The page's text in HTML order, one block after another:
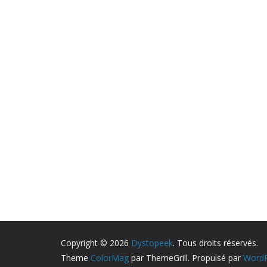
Copyright © 2026 Dystopeek. Tous droits réservés.
Theme ColorMag par ThemeGrill. Propulsé par